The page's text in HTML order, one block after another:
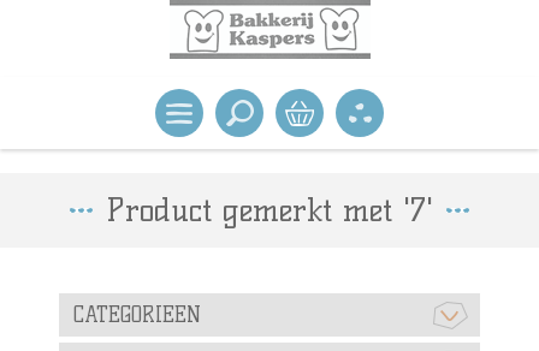
Product gemerkt met '7'
CATEGORIEEN